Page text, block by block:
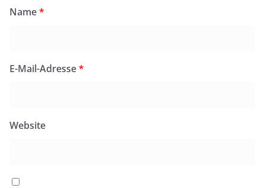
Name*
E-Mail-Adresse*
Website